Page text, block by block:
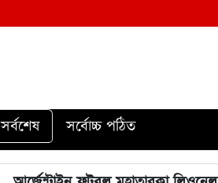
সর্বশেষ সর্বোচ্চ পঠিত